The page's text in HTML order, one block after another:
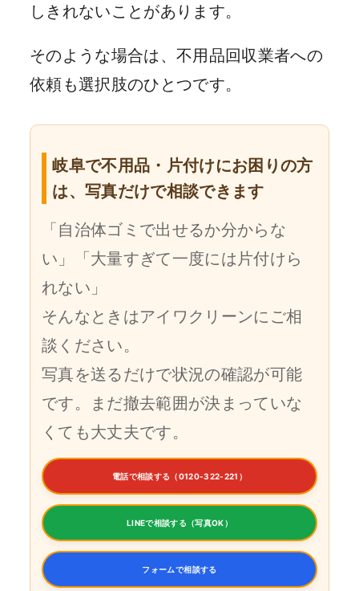
しきれないことがあります。
そのような場合は、不用品回収業者への
依頼も選択肢のひとつです。
岐阜で不用品・片付けにお困りの方
は、写真だけで相談できます
「自治体ゴミで出せるか分からな
い」「大量すぎて一度には片付けら
れない」
そんなときはアイワクリーンにご相
談ください。
写真を送るだけで状況の確認が可能
です。まだ撤去範囲が決まっていな
くても大丈夫です。
電話で相談する（0120-322-221）
LINEで相談する（写真OK）
フォームで相談する